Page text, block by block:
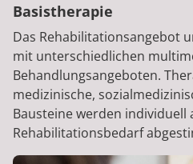
Basistherapie
Das Rehabilitationsangebot
mit unterschiedlichen
Behandlungsangeboten.
medizinische,
Bausteine werden individuell
Rehabilitationsbedarf